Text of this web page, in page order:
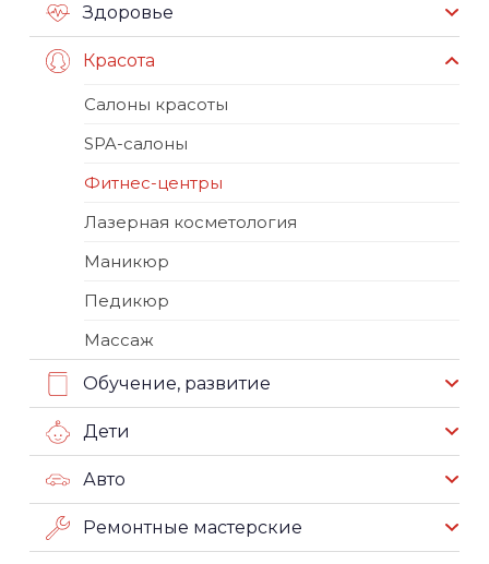
Здоровье
Красота
Салоны красоты
SPA-салоны
Фитнес-центры
Лазерная косметология
Маникюр
Педикюр
Массаж
Обучение, развитие
Дети
Авто
Ремонтные мастерские